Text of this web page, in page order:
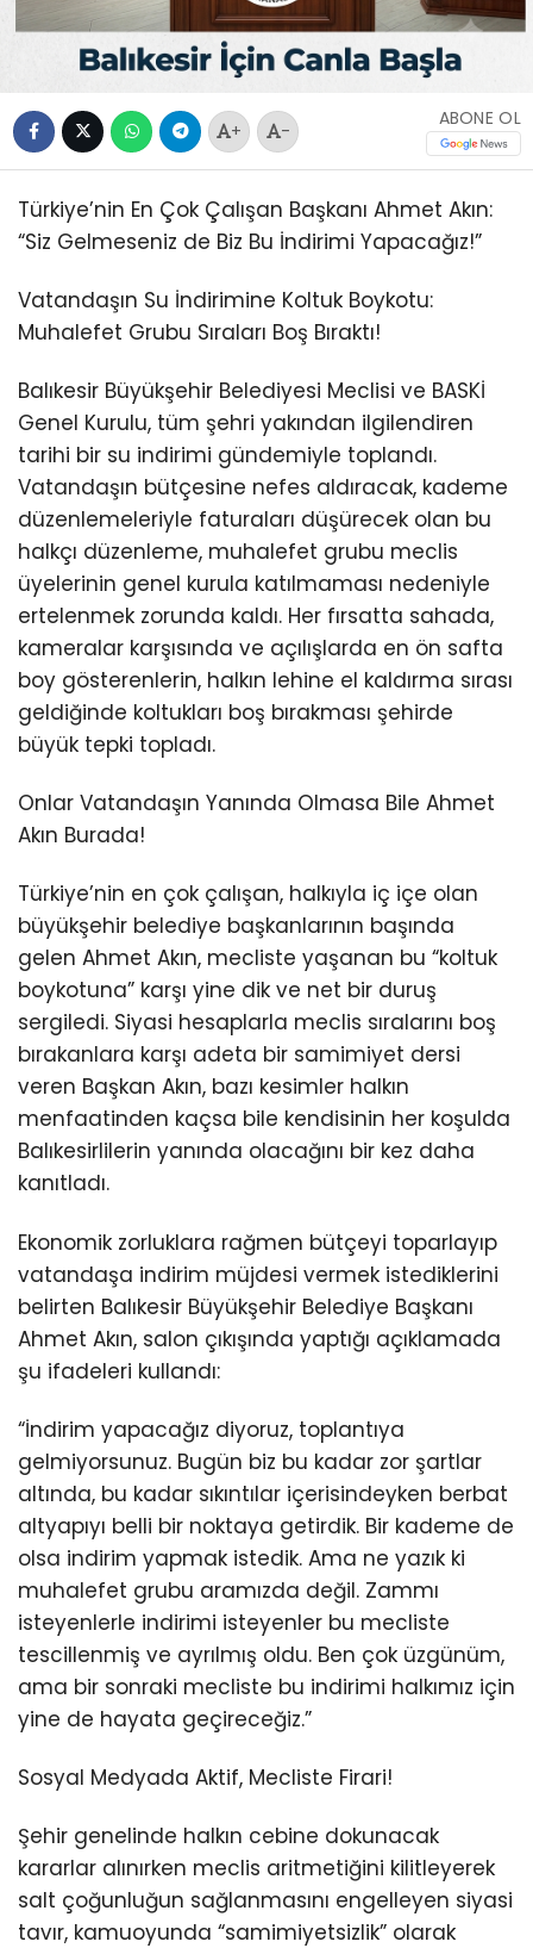
+ -
ABONE OL
Türkiye’nin En Çok Çalışan Başkanı Ahmet Akın:
“Siz Gelmeseniz de Biz Bu İndirimi Yapacağız!”
Vatandaşın Su İndirimine Koltuk Boykotu:
Muhalefet Grubu Sıraları Boş Bıraktı!
Balıkesir Büyükşehir Belediyesi Meclisi ve BASKİ
Genel Kurulu, tüm şehri yakından ilgilendiren
tarihi bir su indirimi gündemiyle toplandı.
Vatandaşın bütçesine nefes aldıracak, kademe
düzenlemeleriyle faturaları düşürecek olan bu
halkçı düzenleme, muhalefet grubu meclis
üyelerinin genel kurula katılmaması nedeniyle
ertelenmek zorunda kaldı. Her fırsatta sahada,
kameralar karşısında ve açılışlarda en ön safta
boy gösterenlerin, halkın lehine el kaldırma sırası
geldiğinde koltukları boş bırakması şehirde
büyük tepki topladı.
Onlar Vatandaşın Yanında Olmasa Bile Ahmet
Akın Burada!
Türkiye’nin en çok çalışan, halkıyla iç içe olan
büyükşehir belediye başkanlarının başında
gelen Ahmet Akın, mecliste yaşanan bu “koltuk
boykotuna” karşı yine dik ve net bir duruş
sergiledi. Siyasi hesaplarla meclis sıralarını boş
bırakanlara karşı adeta bir samimiyet dersi
veren Başkan Akın, bazı kesimler halkın
menfaatinden kaçsa bile kendisinin her koşulda
Balıkesirlilerin yanında olacağını bir kez daha
kanıtladı.
Ekonomik zorluklara rağmen bütçeyi toparlayıp
vatandaşa indirim müjdesi vermek istediklerini
belirten Balıkesir Büyükşehir Belediye Başkanı
Ahmet Akın, salon çıkışında yaptığı açıklamada
şu ifadeleri kullandı:
“İndirim yapacağız diyoruz, toplantıya
gelmiyorsunuz. Bugün biz bu kadar zor şartlar
altında, bu kadar sıkıntılar içerisindeyken berbat
altyapıyı belli bir noktaya getirdik. Bir kademe de
olsa indirim yapmak istedik. Ama ne yazık ki
muhalefet grubu aramızda değil. Zammı
isteyenlerle indirimi isteyenler bu mecliste
tescillenmiş ve ayrılmış oldu. Ben çok üzgünüm,
ama bir sonraki mecliste bu indirimi halkımız için
yine de hayata geçireceğiz.”
Sosyal Medyada Aktif, Mecliste Firari!
Şehir genelinde halkın cebine dokunacak
kararlar alınırken meclis aritmetiğini kilitleyerek
salt çoğunluğun sağlanmasını engelleyen siyasi
tavır, kamuoyunda “samimiyetsizlik” olarak